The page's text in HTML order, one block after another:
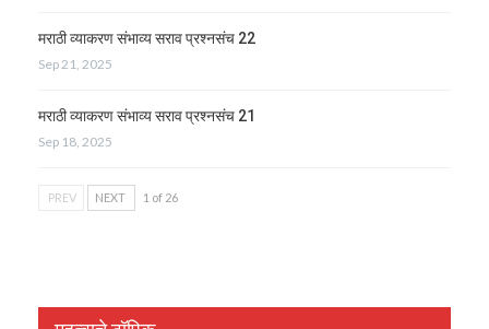
मराठी व्याकरण संभाव्य सराव प्रश्नसंच 22
Sep 21, 2025
मराठी व्याकरण संभाव्य सराव प्रश्नसंच 21
Sep 18, 2025
PREV NEXT 1 of 26